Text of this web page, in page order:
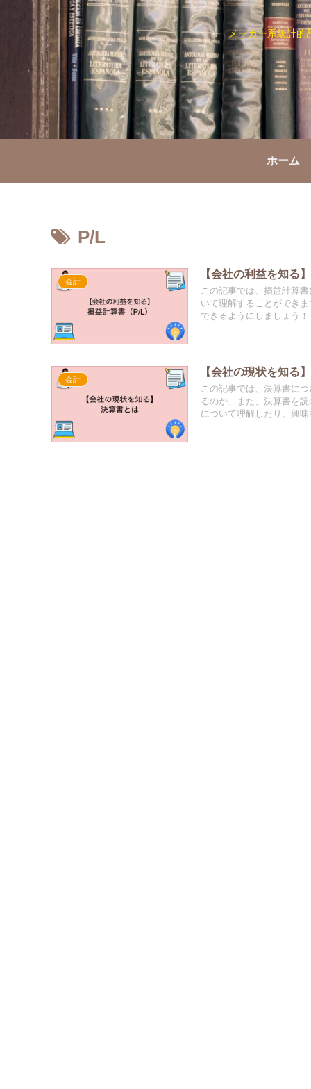
メーカー系統計的
ホーム
P/L
会計
【会社の利益を知る
この記事では、損益計算
いて理解することができ
できるようにしましょう！
会計
【会社の現状を知る
この記事では、決算書に
るのか、また、決算書を
について理解したり、興